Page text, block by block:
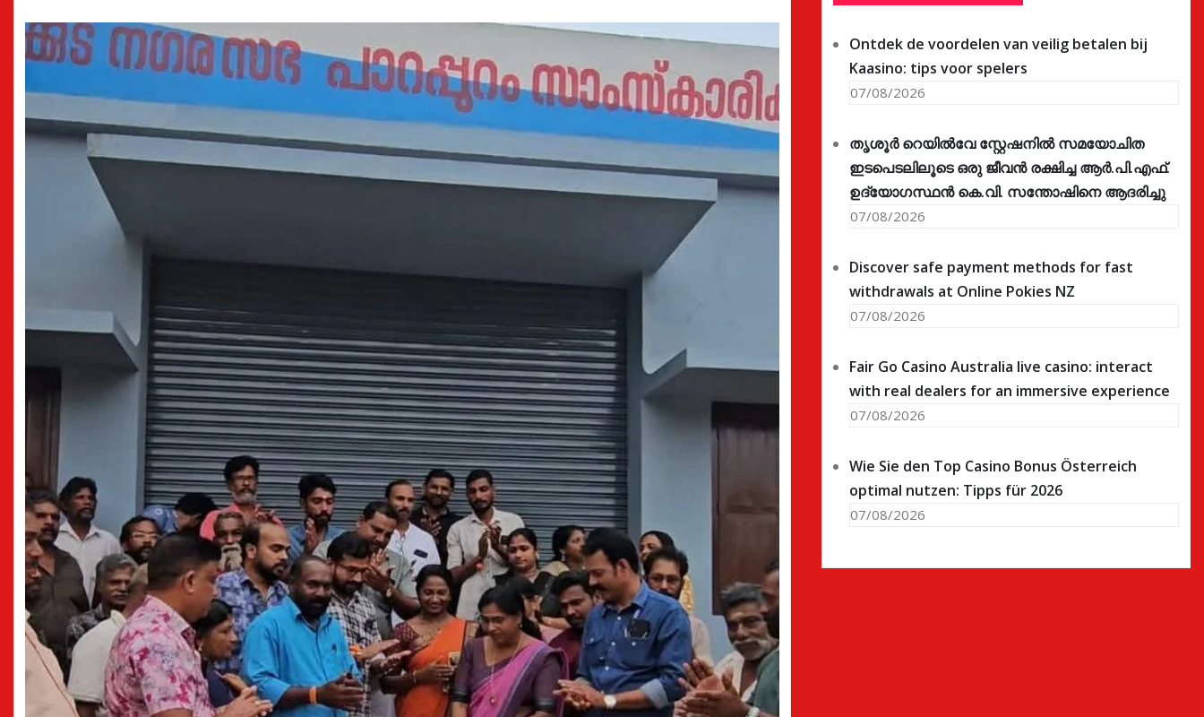
Ontdek de voordelen van veilig betalen bij
Kaasino: tips voor spelers
07/08/2026
തൃശൂർ റെയിൽവേ സ്റ്റേഷനിൽ സമയോചിത
ഇടപെടലിലൂടെ ഒരു ജീവൻ രക്ഷിച്ച ആർ.പി.എഫ്.
ഉദ്യോഗസ്ഥൻ കെ.വി. സന്തോഷിനെ ആദരിച്ചു
07/08/2026
Discover safe payment methods for fast
withdrawals at Online Pokies NZ
07/08/2026
Fair Go Casino Australia live casino: interact
with real dealers for an immersive experience
07/08/2026
Wie Sie den Top Casino Bonus Österreich
optimal nutzen: Tipps für 2026
07/08/2026